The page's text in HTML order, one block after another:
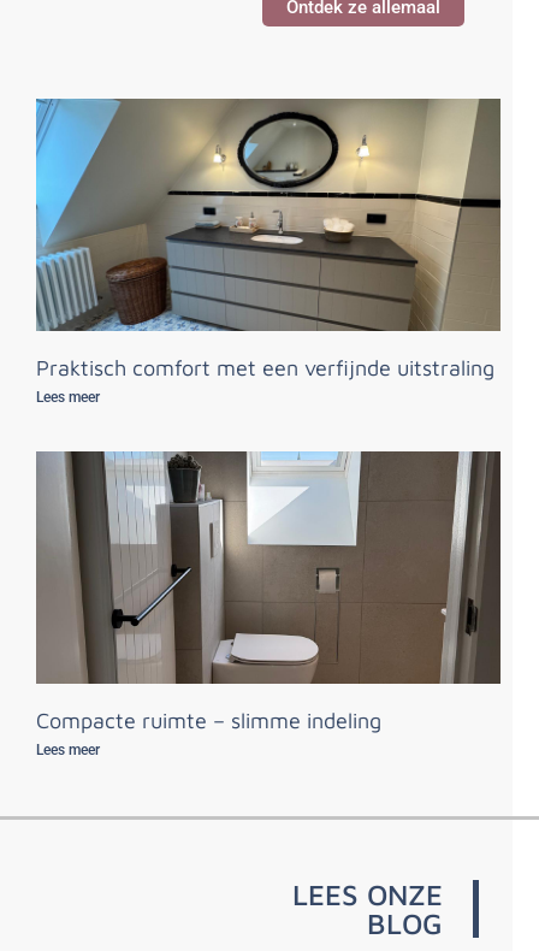
Ontdek ze allemaal
Praktisch comfort met een verfijnde uitstraling
Lees meer
Compacte ruimte – slimme indeling
Lees meer
LEES ONZE
BLOG